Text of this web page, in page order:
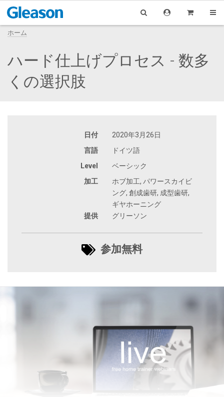
ホーム
ハード仕上げプロセス - 数多
くの選択肢
日付
2020年3月26日
言語
ドイツ語
Level
ベーシック
加工
ホブ加工, パワースカイビ
ング, 創成歯研, 成型歯研,
ギヤホーニング
提供
グリーソン
参加無料